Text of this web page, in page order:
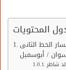
المحتويات
الخط الثانى
/ أبوسمبل
شاطر